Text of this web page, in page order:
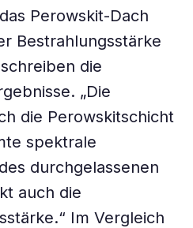
Perowskit-Dach
Bestrahlungsstärke
die
„Die
die Perowskitschicht
spektrale
durchgelassenen
auch die
Im Vergleich